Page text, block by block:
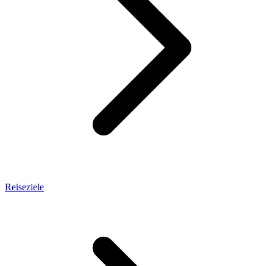
Reiseziele